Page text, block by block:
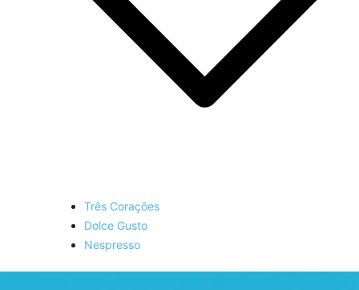
Três Corações
Dolce Gusto
Nespresso